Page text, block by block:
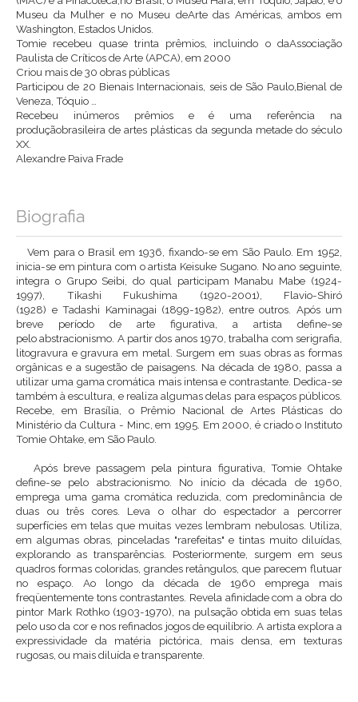
Museu da Mulher e no Museu deArte das Américas, ambos em
Washington, Estados Unidos.
Tomie recebeu quase trinta prêmios, incluindo o daAssociação
Paulista de Críticos de Arte (APCA), em 2000
Criou mais de 30 obras públicas
Participou de 20 Bienais Internacionais, seis de São Paulo,Bienal de
Veneza, Tóquio …
Recebeu inúmeros prêmios e é uma referência na
produçãobrasileira de artes plásticas da segunda metade do século
XX.
Alexandre Paiva Frade
Biografia
Vem para o Brasil em 1936, fixando-se em São Paulo. Em 1952,
inicia-se em pintura com o artista Keisuke Sugano. No ano seguinte,
integra o Grupo Seibi, do qual participam Manabu Mabe (1924-
1997), Tikashi Fukushima (1920-2001), Flavio-Shiró
(1928) e Tadashi Kaminagai (1899-1982), entre outros. Após um
breve período de arte figurativa, a artista define-se
pelo abstracionismo. A partir dos anos 1970, trabalha com serigrafia,
litogravura e gravura em metal. Surgem em suas obras as formas
orgânicas e a sugestão de paisagens. Na década de 1980, passa a
utilizar uma gama cromática mais intensa e contrastante. Dedica-se
também à escultura, e realiza algumas delas para espaços públicos.
Recebe, em Brasília, o Prêmio Nacional de Artes Plásticas do
Ministério da Cultura - Minc, em 1995. Em 2000, é criado o Instituto
Tomie Ohtake, em São Paulo.
Após breve passagem pela pintura figurativa, Tomie Ohtake
define-se pelo abstracionismo. No início da década de 1960,
emprega uma gama cromática reduzida, com predominância de
duas ou três cores. Leva o olhar do espectador a percorrer
superfícies em telas que muitas vezes lembram nebulosas. Utiliza,
em algumas obras, pinceladas "rarefeitas" e tintas muito diluídas,
explorando as transparências. Posteriormente, surgem em seus
quadros formas coloridas, grandes retângulos, que parecem flutuar
no espaço. Ao longo da década de 1960 emprega mais
freqüentemente tons contrastantes. Revela afinidade com a obra do
pintor Mark Rothko (1903-1970), na pulsação obtida em suas telas
pelo uso da cor e nos refinados jogos de equilíbrio. A artista explora a
expressividade da matéria pictórica, mais densa, em texturas
rugosas, ou mais diluída e transparente.